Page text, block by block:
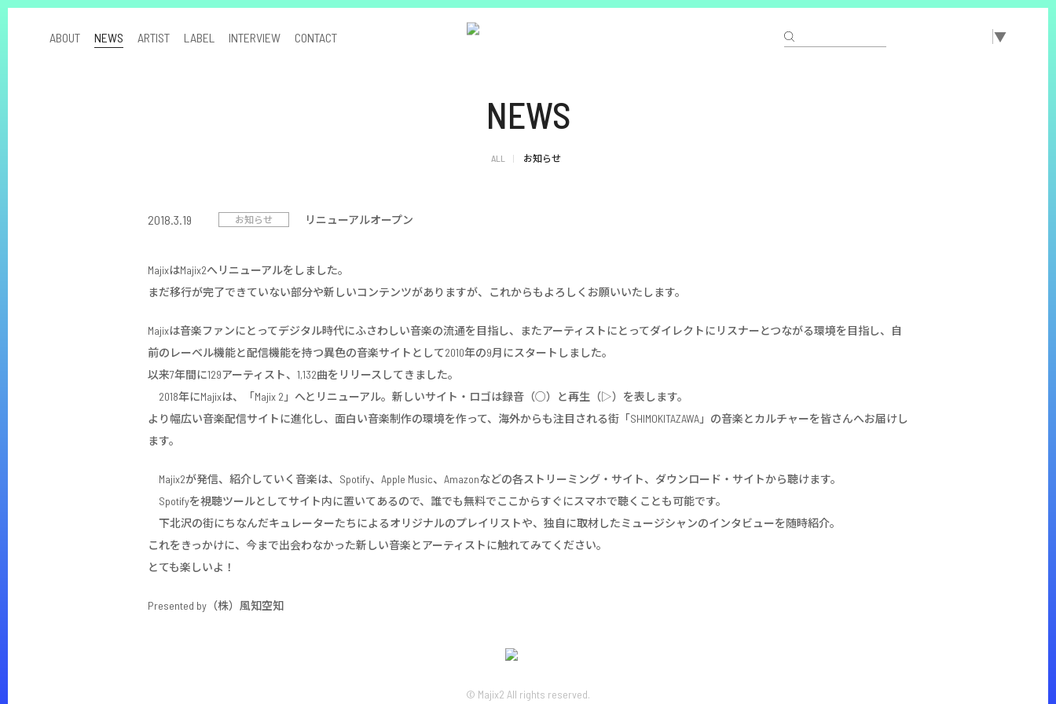
ABOUT NEWS ARTIST LABEL INTERVIEW CONTACT ▼
NEWS
ALL お知らせ
2018.3.19 お知らせ リニューアルオープン
MajixはMajix2へリニューアルをしました。
まだ移行が完了できていない部分や新しいコンテンツがありますが、これからもよろしくお願いいたします。
Majixは音楽ファンにとってデジタル時代にふさわしい音楽の流通を目指し、またアーティストにとってダイレクトにリスナーとつながる環境を目指し、自
前のレーベル機能と配信機能を持つ異色の音楽サイトとして2010年の9月にスタートしました。
以来7年間に129アーティスト、1,132曲をリリースしてきました。
2018年にMajixは、「Majix 2」へとリニューアル。新しいサイト・ロゴは録音（○）と再生（▷）を表します。
より幅広い音楽配信サイトに進化し、面白い音楽制作の環境を作って、海外からも注目される街「SHIMOKITAZAWA」の音楽とカルチャーを皆さんへお届けし
ます。
Majix2が発信、紹介していく音楽は、Spotify、Apple Music、Amazonなどの各ストリーミング・サイト、ダウンロード・サイトから聴けます。
Spotifyを視聴ツールとしてサイト内に置いてあるので、誰でも無料でここからすぐにスマホで聴くことも可能です。
下北沢の街にちなんだキュレーターたちによるオリジナルのプレイリストや、独自に取材したミュージシャンのインタビューを随時紹介。
これをきっかけに、今まで出会わなかった新しい音楽とアーティストに触れてみてください。
とても楽しいよ！
Presented by（株）風知空知
© Majix2 All rights reserved.